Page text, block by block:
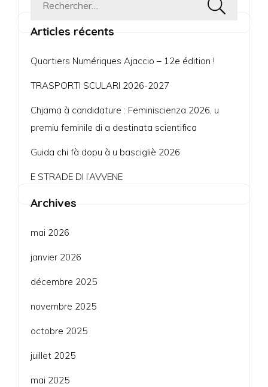
Rechercher :
Articles récents
Quartiers Numériques Ajaccio – 12e édition !
TRASPORTI SCULARI 2026-2027
Chjama à candidature : Feminiscienza 2026, u
premiu feminile di a destinata scientifica
Guida chi fà dopu à u bascigliè 2026
E STRADE DI l’AVVENE
Archives
mai 2026
janvier 2026
décembre 2025
novembre 2025
octobre 2025
juillet 2025
mai 2025